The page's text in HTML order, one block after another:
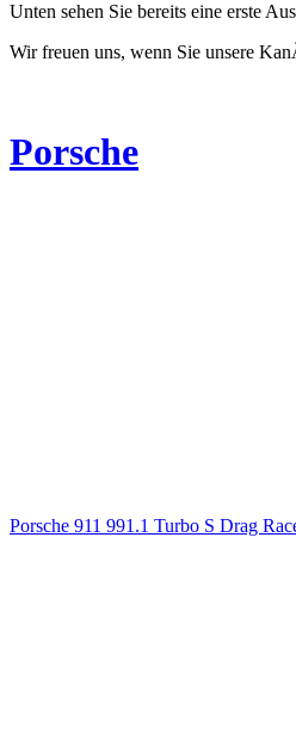
Unten sehen Sie bereits eine erste
Wir freuen uns, wenn Sie unsere
Porsche
Porsche 911 991.1 Turbo S Drag